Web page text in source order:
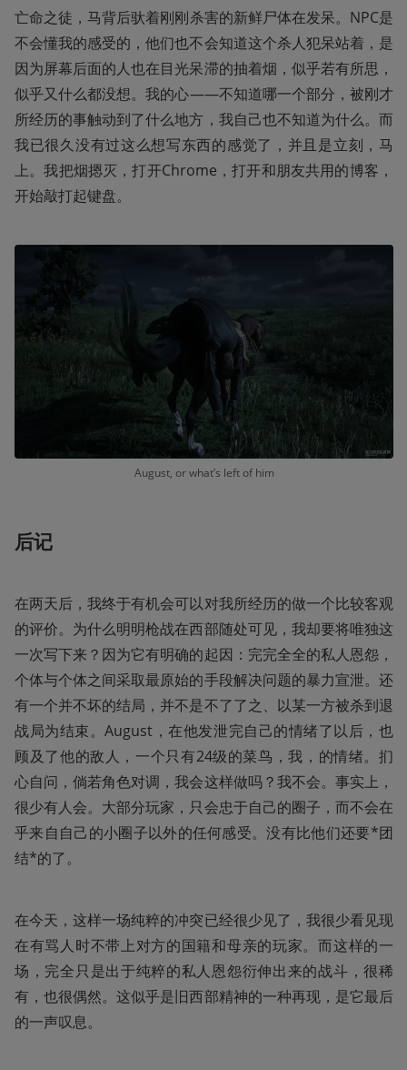
亡命之徒，马背后驮着刚刚杀害的新鲜尸体在发呆。NPC是
不会懂我的感受的，他们也不会知道这个杀人犯呆站着，是
因为屏幕后面的人也在目光呆滞的抽着烟，似乎若有所思，
似乎又什么都没想。我的心——不知道哪一个部分，被刚才
所经历的事触动到了什么地方，我自己也不知道为什么。而
我已很久没有过这么想写东西的感觉了，并且是立刻，马
上。我把烟摁灭，打开Chrome，打开和朋友共用的博客，
开始敲打起键盘。
August, or what’s left of him
后记
在两天后，我终于有机会可以对我所经历的做一个比较客观
的评价。为什么明明枪战在西部随处可见，我却要将唯独这
一次写下来？因为它有明确的起因：完完全全的私人恩怨，
个体与个体之间采取最原始的手段解决问题的暴力宣泄。还
有一个并不坏的结局，并不是不了了之、以某一方被杀到退
战局为结束。August，在他发泄完自己的情绪了以后，也
顾及了他的敌人，一个只有24级的菜鸟，我，的情绪。扪
心自问，倘若角色对调，我会这样做吗？我不会。事实上，
很少有人会。大部分玩家，只会忠于自己的圈子，而不会在
乎来自自己的小圈子以外的任何感受。没有比他们还要*团
结*的了。
在今天，这样一场纯粹的冲突已经很少见了，我很少看见现
在有骂人时不带上对方的国籍和母亲的玩家。而这样的一
场，完全只是出于纯粹的私人恩怨衍伸出来的战斗，很稀
有，也很偶然。这似乎是旧西部精神的一种再现，是它最后
的一声叹息。